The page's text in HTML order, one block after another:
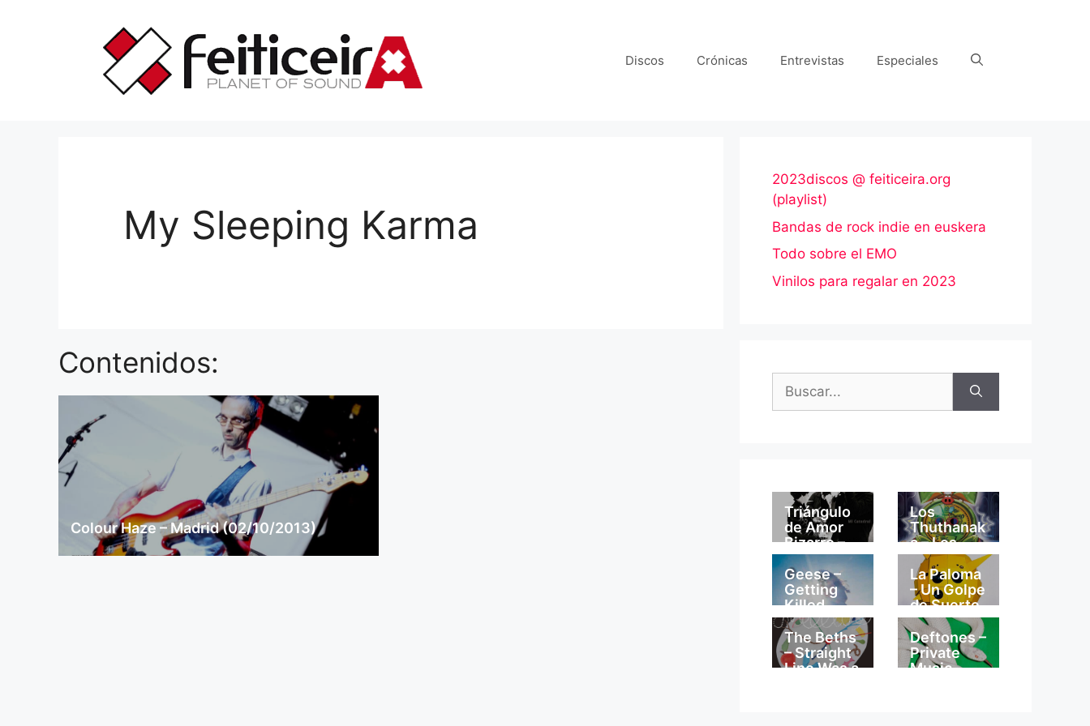
Discos Crónicas Entrevistas Especiales
My Sleeping Karma
Contenidos:
Colour Haze – Madrid (02/10/2013)
2023discos @ feiticeira.org
(playlist)
Bandas de rock indie en euskera
Todo sobre el EMO
Vinilos para regalar en 2023
Triángulo
de Amor
Bizarro –
Mi
Catedral
Los
Thuthanak
a – Los
Thuthanak
a
Geese –
Getting
Killed
La Paloma
– Un Golpe
de Suerte
The Beths
– Straight
Line Was a
Deftones –
Private
Music